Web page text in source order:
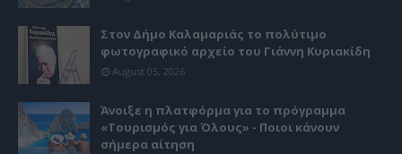
Στον Δήμο Καλαμαριάς το πολύτιμο
φωτογραφικό αρχείο του Γιάννη Κυριακίδη
August 05, 2026
Άνοιξε η πλατφόρμα για το πρόγραμμα
«Τουρισμός για Όλους» - Ποιοι κάνουν
σήμερα αίτηση